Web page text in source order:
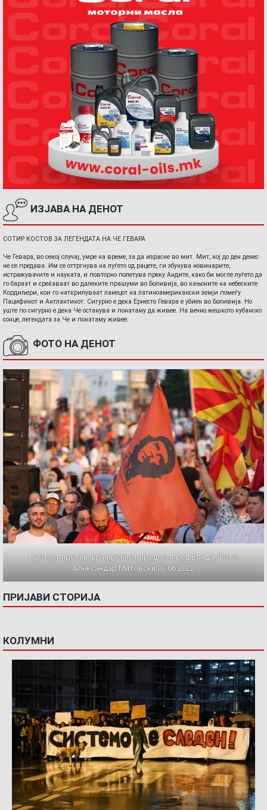
ИЗЈАВА НА ДЕНОТ
СОТИР КОСТОВ ЗА ЛЕГЕНДАТА НА ЧЕ ГЕВАРА
Че Гевара, во секој случај, умре на време, за да израсне во мит. Мит, кој до ден денес
не се предава. Им се оттргнува на луѓето од рацете, ги збунува новинарите,
истражувачите и науката, и повторно полетува преку Андите, како би могле луѓето да
го бараат и среќаваат во далеките прашуми во Боливија, во кањоните на небеските
Кордиљери, кои го наткрилуваат ланецот на латиноамерикански земји помеѓу
Пацификот и Антлантикот. Сигурно е дека Ернесто Гевара е убиен во Боливија. Но
уште по сигурно е дека Че останува и понатаму да живее. На вечно жешкото кубанско
сонце, легендата за Че и понатаму живее.
ФОТО НА ДЕНОТ
Протест против францускиот предлог пред Влада. Фото:
Александар Митовски,03.06.2022
ПРИЈАВИ СТОРИЈА
КОЛУМНИ